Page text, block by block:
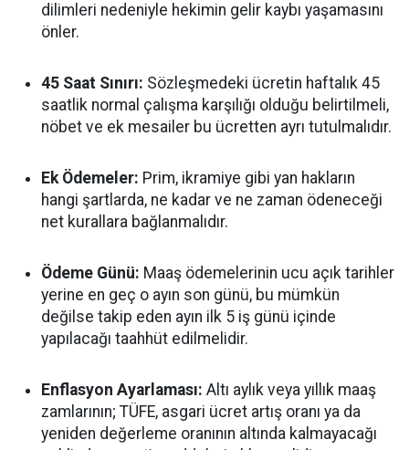
dilimleri nedeniyle hekimin gelir kaybı yaşamasını
önler.
45 Saat Sınırı: Sözleşmedeki ücretin haftalık 45
saatlik normal çalışma karşılığı olduğu belirtilmeli,
nöbet ve ek mesailer bu ücretten ayrı tutulmalıdır.
Ek Ödemeler: Prim, ikramiye gibi yan hakların
hangi şartlarda, ne kadar ve ne zaman ödeneceği
net kurallara bağlanmalıdır.
Ödeme Günü: Maaş ödemelerinin ucu açık tarihler
yerine en geç o ayın son günü, bu mümkün
değilse takip eden ayın ilk 5 iş günü içinde
yapılacağı taahhüt edilmelidir.
Enflasyon Ayarlaması: Altı aylık veya yıllık maaş
zamlarının; TÜFE, asgari ücret artış oranı ya da
yeniden değerleme oranının altında kalmayacağı